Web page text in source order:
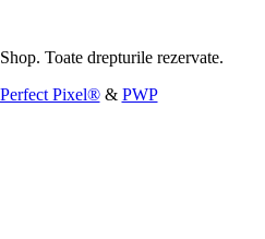
Toate drepturile rezervate.
Perfect Pixel®& PWP